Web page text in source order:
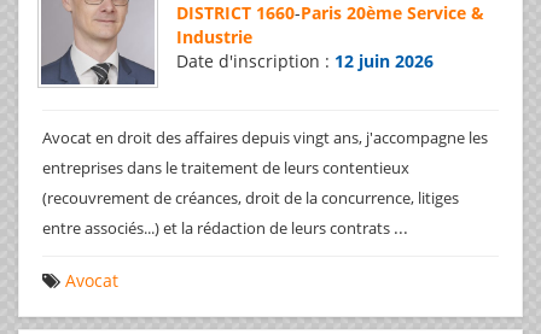
DISTRICT 1660-Paris 20ème Service &
Industrie
Date d'inscription : 12 juin 2026
Avocat en droit des affaires depuis vingt ans, j'accompagne les
entreprises dans le traitement de leurs contentieux
(recouvrement de créances, droit de la concurrence, litiges
entre associés...) et la rédaction de leurs contrats ...
Avocat